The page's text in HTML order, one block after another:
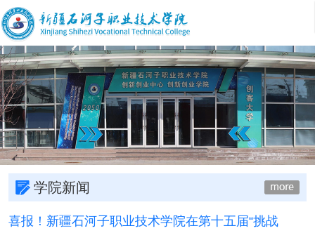
学院新闻
喜报！新疆石河子职业技术学院在第十五届“挑战